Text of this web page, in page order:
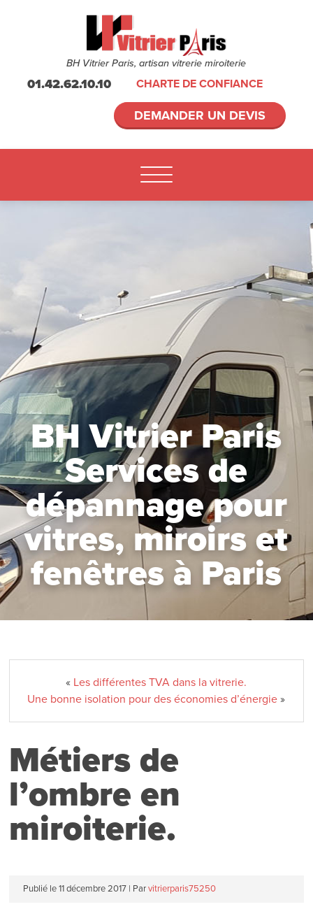
BH Vitrier Paris, artisan vitrerie miroiterie
01.42.62.10.10 CHARTE DE CONFIANCE
DEMANDER UN DEVIS
BH Vitrier Paris
Services de
dépannage pour
vitres, miroirs et
fenêtres à Paris
« Les différentes TVA dans la vitrerie.
Une bonne isolation pour des économies d’énergie »
Métiers de
l’ombre en
miroiterie.
Publié le 11 décembre 2017 | Par vitrierparis75250